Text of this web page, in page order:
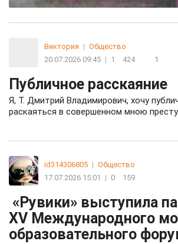
Виктория | Общество
20.07.2026 09:45 | 1 424 1
Публичное расскаяние
Я, Т. Дмитрий Владимирович, хочу
раскаяться в совершенном мною
id314306805 | Общество
17.07.2026 15:01
| 0 159
«Рувики» выступила
XV Международного
образовательного